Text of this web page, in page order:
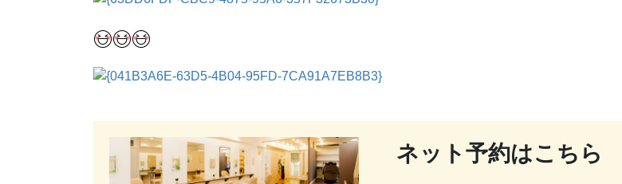
ネット予約はこちら